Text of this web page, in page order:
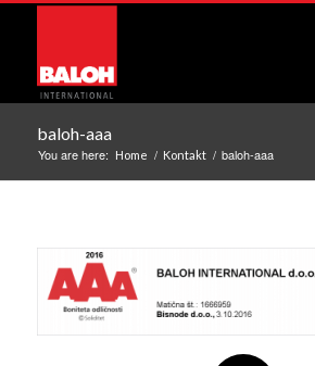
baloh-aaa
You are here: Home / Kontakt / baloh-aaa